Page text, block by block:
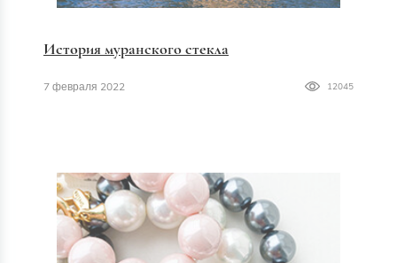
История муранского стекла
7 февраля 2022 12045